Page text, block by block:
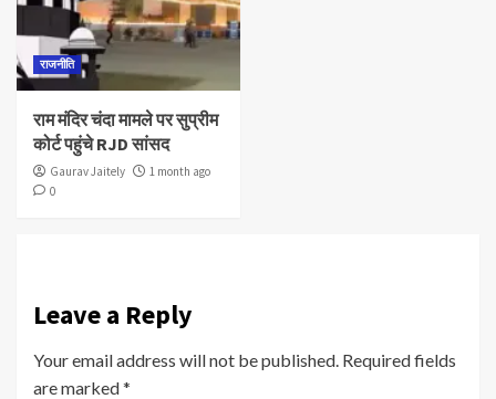
राजनीति
राम मंदिर चंदा मामले पर सुप्रीम
कोर्ट पहुंचे RJD सांसद
Gaurav Jaitely
1 month ago
0
Leave a Reply
Your email address will not be published. Required fields
are marked*